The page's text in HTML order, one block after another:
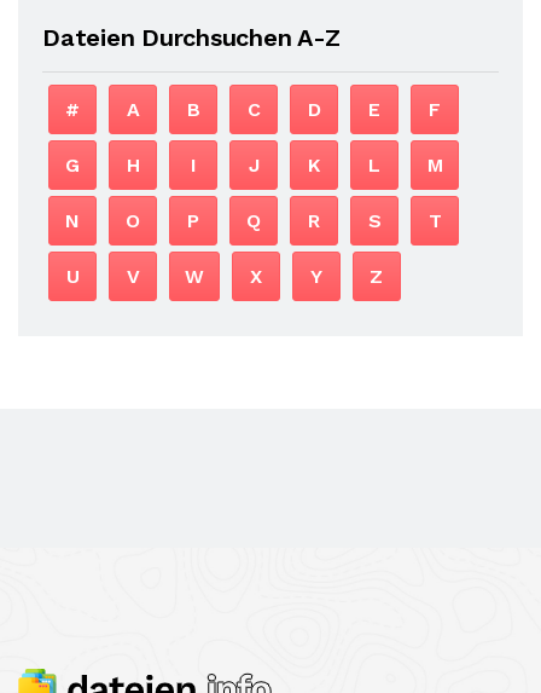
Dateien Durchsuchen A-Z
# A B C D E F
G H I J K L M
N O P Q R S T
U V W X Y Z